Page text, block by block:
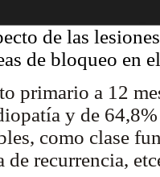
de las
de bloqueo en
primario a 12
y de
como clase
de recurrencia,